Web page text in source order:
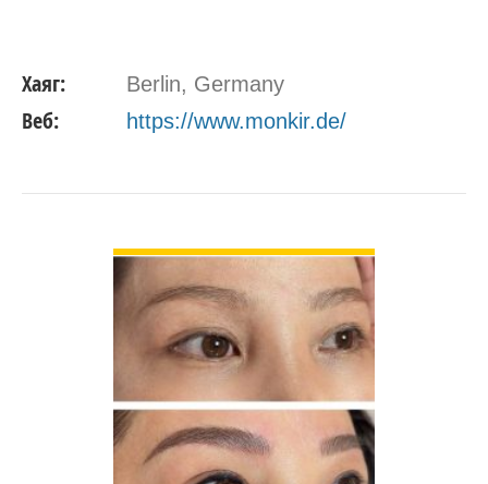
Хаяг: Berlin, Germany
Веб: https://www.monkir.de/